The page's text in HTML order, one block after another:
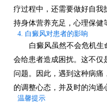
疗过程中，还需要做好自我
持身体营养充足，心理保健
4. 白癜风对患者的影响
白癜风虽然不会危机生
会给患者造成困扰。这不仅
问题。因此，遇到这种病痛
的调整心态，并及时的沟通
温馨提示